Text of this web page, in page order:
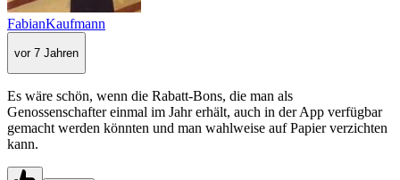
FabianKaufmann
vor 7 Jahren
Es wäre schön, wenn die Rabatt-Bons, die man als
Genossenschafter einmal im Jahr erhält, auch in der App verfügbar
gemacht werden könnten und man wahlweise auf Papier verzichten
kann.